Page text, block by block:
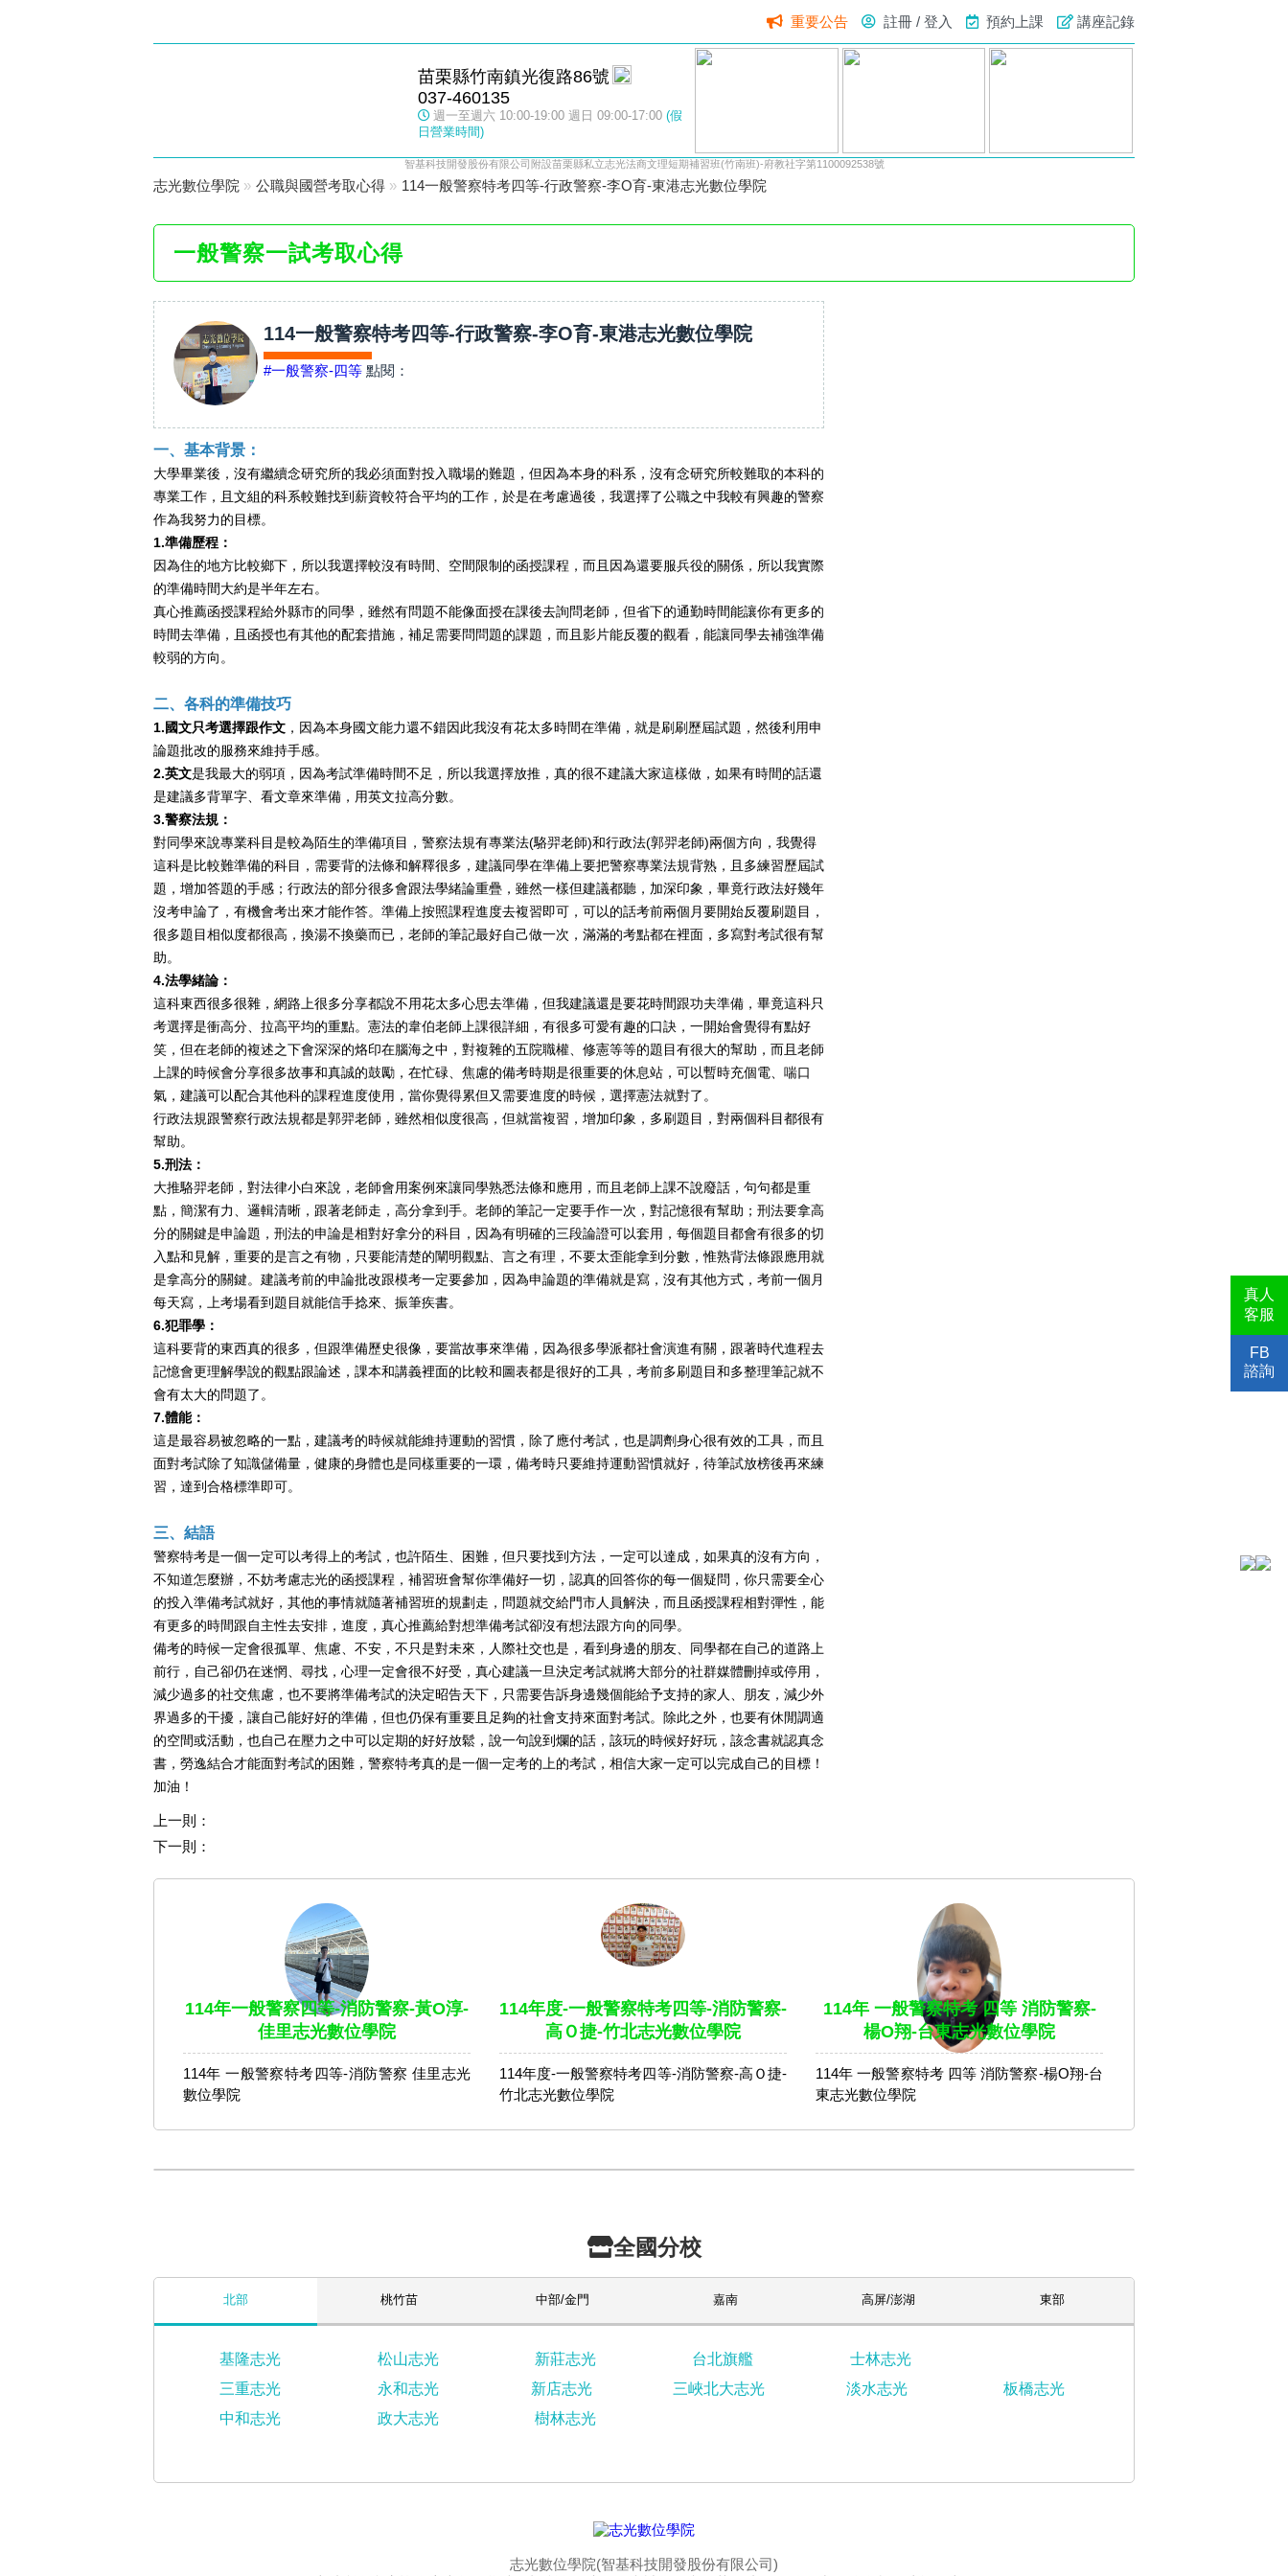
重要公告 註冊 / 登入 預約上課 講座記錄
苗栗縣竹南鎮光復路86號
037-460135
週一至週六 10:00-19:00 週日 09:00-17:00 (假
日營業時間)
真人
客服
FB
諮詢
智基科技開發股份有限公司附設苗栗縣私立志光法商文理短期補習班(竹南班)-府教社字第1100092538號
志光數位學院 » 公職與國營考取心得 » 114一般警察特考四等-行政警察-李O育-東港志光數位學院
一般警察一試考取心得
114一般警察特考四等-行政警察-李O育-東港志光數位學院
#一般警察-四等 點閱：
一、基本背景：
大學畢業後，沒有繼續念研究所的我必須面對投入職場的難題，但因為本身的科系，沒有念研究所較難取的本科的
專業工作，且文組的科系較難找到薪資較符合平均的工作，於是在考慮過後，我選擇了公職之中我較有興趣的警察
作為我努力的目標。
1.準備歷程：
因為住的地方比較鄉下，所以我選擇較沒有時間、空間限制的函授課程，而且因為還要服兵役的關係，所以我實際
的準備時間大約是半年左右。
真心推薦函授課程給外縣市的同學，雖然有問題不能像面授在課後去詢問老師，但省下的通勤時間能讓你有更多的
時間去準備，且函授也有其他的配套措施，補足需要問問題的課題，而且影片能反覆的觀看，能讓同學去補強準備
較弱的方向。
二、各科的準備技巧
1.國文只考選擇跟作文 ，因為本身國文能力還不錯因此我沒有花太多時間在準備，就是刷刷歷屆試題，然後利用申
論題批改的服務來維持手感。
2.英文是我最大的弱項，因為考試準備時間不足，所以我選擇放推，真的很不建議大家這樣做，如果有時間的話還
是建議多背單字、看文章來準備，用英文拉高分數。
3.警察法規：
對同學來說專業科目是較為陌生的準備項目，警察法規有專業法(駱羿老師)和行政法(郭羿老師)兩個方向，我覺得
這科是比較難準備的科目，需要背的法條和解釋很多，建議同學在準備上要把警察專業法規背熟，且多練習歷屆試
題，增加答題的手感；行政法的部分很多會跟法學緒論重疊，雖然一樣但建議都聽，加深印象，畢竟行政法好幾年
沒考申論了，有機會考出來才能作答。準備上按照課程進度去複習即可，可以的話考前兩個月要開始反覆刷題目，
很多題目相似度都很高，換湯不換藥而已，老師的筆記最好自己做一次，滿滿的考點都在裡面，多寫對考試很有幫
助。
4.法學緒論：
這科東西很多很雜，網路上很多分享都說不用花太多心思去準備，但我建議還是要花時間跟功夫準備，畢竟這科只
考選擇是衝高分、拉高平均的重點。憲法的韋伯老師上課很詳細，有很多可愛有趣的口訣，一開始會覺得有點好
笑，但在老師的複述之下會深深的烙印在腦海之中，對複雜的五院職權、修憲等等的題目有很大的幫助，而且老師
上課的時候會分享很多故事和真誠的鼓勵，在忙碌、焦慮的備考時期是很重要的休息站，可以暫時充個電、喘口
氣，建議可以配合其他科的課程進度使用，當你覺得累但又需要進度的時候，選擇憲法就對了。
行政法規跟警察行政法規都是郭羿老師，雖然相似度很高，但就當複習，增加印象，多刷題目，對兩個科目都很有
幫助。
5.刑法：
大推駱羿老師，對法律小白來說，老師會用案例來讓同學熟悉法條和應用，而且老師上課不說廢話，句句都是重
點，簡潔有力、邏輯清晰，跟著老師走，高分拿到手。老師的筆記一定要手作一次，對記憶很有幫助；刑法要拿高
分的關鍵是申論題，刑法的申論是相對好拿分的科目，因為有明確的三段論證可以套用，每個題目都會有很多的切
入點和見解，重要的是言之有物，只要能清楚的闡明觀點、言之有理，不要太歪能拿到分數，惟熟背法條跟應用就
是拿高分的關鍵。建議考前的申論批改跟模考一定要參加，因為申論題的準備就是寫，沒有其他方式，考前一個月
每天寫，上考場看到題目就能信手捻來、振筆疾書。
6.犯罪學：
這科要背的東西真的很多，但跟準備歷史很像，要當故事來準備，因為很多學派都社會演進有關，跟著時代進程去
記憶會更理解學說的觀點跟論述，課本和講義裡面的比較和圖表都是很好的工具，考前多刷題目和多整理筆記就不
會有太大的問題了。
7.體能：
這是最容易被忽略的一點，建議考的時候就能維持運動的習慣，除了應付考試，也是調劑身心很有效的工具，而且
面對考試除了知識儲備量，健康的身體也是同樣重要的一環，備考時只要維持運動習慣就好，待筆試放榜後再來練
習，達到合格標準即可。
三、結語
警察特考是一個一定可以考得上的考試，也許陌生、困難，但只要找到方法，一定可以達成，如果真的沒有方向，
不知道怎麼辦，不妨考慮志光的函授課程，補習班會幫你準備好一切，認真的回答你的每一個疑問，你只需要全心
的投入準備考試就好，其他的事情就隨著補習班的規劃走，問題就交給門市人員解決，而且函授課程相對彈性，能
有更多的時間跟自主性去安排，進度，真心推薦給對想準備考試卻沒有想法跟方向的同學。
備考的時候一定會很孤單、焦慮、不安，不只是對未來，人際社交也是，看到身邊的朋友、同學都在自己的道路上
前行，自己卻仍在迷惘、尋找，心理一定會很不好受，真心建議一旦決定考試就將大部分的社群媒體刪掉或停用，
減少過多的社交焦慮，也不要將準備考試的決定昭告天下，只需要告訴身邊幾個能給予支持的家人、朋友，減少外
界過多的干擾，讓自己能好好的準備，但也仍保有重要且足夠的社會支持來面對考試。除此之外，也要有休閒調適
的空間或活動，也自己在壓力之中可以定期的好好放鬆，說一句說到爛的話，該玩的時候好好玩，該念書就認真念
書，勞逸結合才能面對考試的困難，警察特考真的是一個一定考的上的考試，相信大家一定可以完成自己的目標！
加油！
上一則：
下一則：
114年一般警察四等-消防警察-黃O淳-
佳里志光數位學院
114年 一般警察特考四等-消防警察 佳里志光
數位學院
114年度-一般警察特考四等-消防警察-
高Ｏ捷-竹北志光數位學院
114年度-一般警察特考四等-消防警察-高Ｏ捷-
竹北志光數位學院
114年 一般警察特考 四等 消防警察-
楊O翔-台東志光數位學院
114年 一般警察特考 四等 消防警察-楊O翔-台
東志光數位學院
全國分校
北部 桃竹苗 中部/金門 嘉南 高屏/澎湖 東部
基隆志光 松山志光 新莊志光 台北旗艦
士林志光
三重志光
永和志光 新店志光 三峽北大志光 淡水志光
板橋志光
中和志光
政大志光 樹林志光
志光數位學院(智基科技開發股份有限公司)